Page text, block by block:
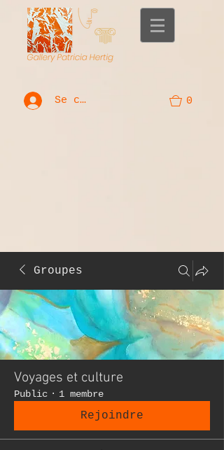
Se connecter 0
Groupes
Voyages et culture
Public · 1 membre
Rejoindre